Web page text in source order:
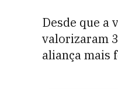
Desde que a
valorizaram
aliança mais